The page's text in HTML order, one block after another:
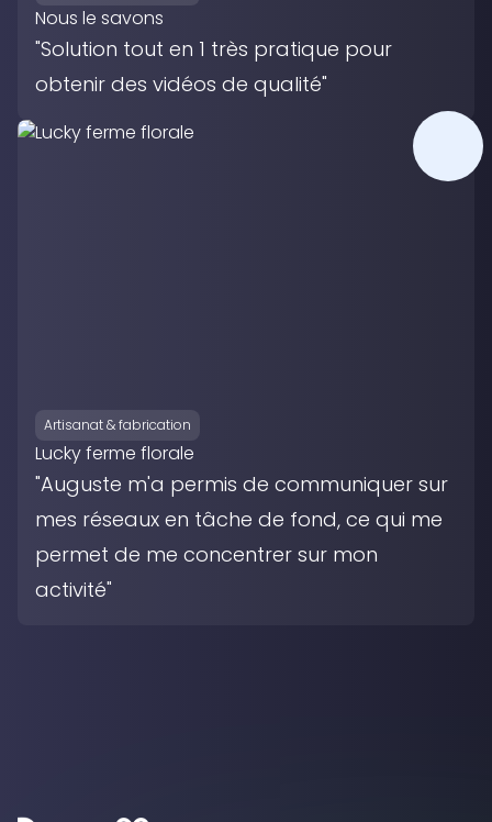
Nous le savons
"Solution tout en 1 très pratique pour
obtenir des vidéos de qualité"
Artisanat & fabrication
Lucky ferme florale
"Auguste m'a permis de communiquer sur
mes réseaux en tâche de fond, ce qui me
permet de me concentrer sur mon
activité"